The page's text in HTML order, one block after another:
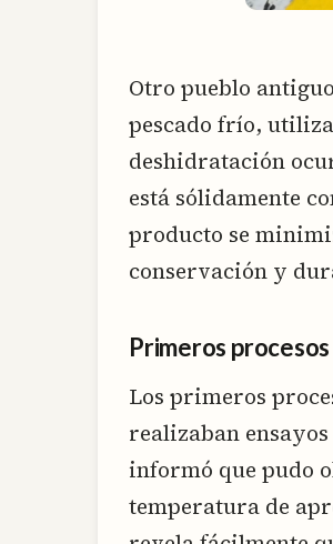
Otro pueblo
pescado frío,
deshidratación
está sólidamente
producto se
conservación y
Primeros
Los primeros
realizaban
informó que pudo
temperatura de